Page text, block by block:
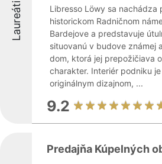
Laureáti
Libresso Löwy sa nachádza
historickom Radničnom
Bardejove a predstavuje
situovanú v budove známej
dom, ktorá jej prepožičiava
charakter. Interiér podniku
originálnym dizajnom, ...
9.2
Predajňa Kúpelných